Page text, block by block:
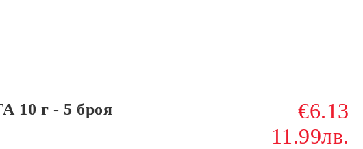
10 г - 5 броя
€6.13
11.99лв.